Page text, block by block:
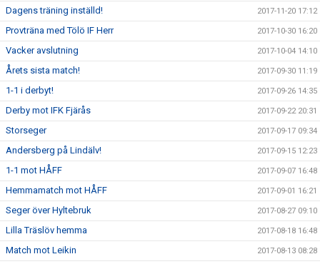
Dagens träning inställd! 2017-11-20 17:12
Provträna med Tölö IF Herr 2017-10-30 16:20
Vacker avslutning 2017-10-04 14:10
Årets sista match! 2017-09-30 11:19
1-1 i derbyt! 2017-09-26 14:35
Derby mot IFK Fjärås 2017-09-22 20:31
Storseger 2017-09-17 09:34
Andersberg på Lindälv! 2017-09-15 12:23
1-1 mot HÅFF 2017-09-07 16:48
Hemmamatch mot HÅFF 2017-09-01 16:21
Seger över Hyltebruk 2017-08-27 09:10
Lilla Träslöv hemma 2017-08-18 16:48
Match mot Leikin 2017-08-13 08:28